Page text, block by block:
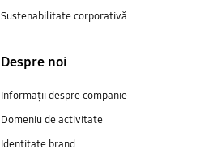
Sustenabilitate corporativă
Despre noi
Informații despre companie
Domeniu de activitate
Identitate brand